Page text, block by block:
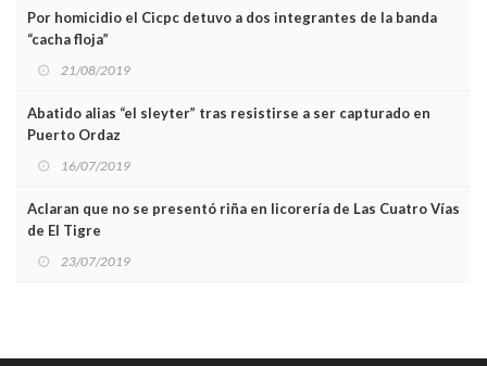
Por homicidio el Cicpc detuvo a dos integrantes de la banda
“cacha floja”
21/08/2019
Abatido alias “el sleyter” tras resistirse a ser capturado en
Puerto Ordaz
16/07/2019
Aclaran que no se presentó riña en licorería de Las Cuatro Vías
de El Tigre
23/07/2019